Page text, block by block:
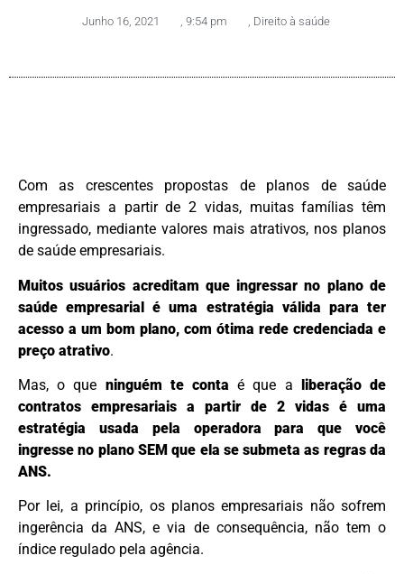
Junho 16, 2021 , 9:54 pm , Direito à saúde
Com as crescentes propostas de planos de saúde
empresariais a partir de 2 vidas, muitas famílias têm
ingressado, mediante valores mais atrativos, nos planos
de saúde empresariais.
Muitos usuários acreditam queingressar no plano de
saúde empresarial é uma estratégia válida para ter
acesso a um bom plano, com ótima rede credenciada e
preço atrativo.
Mas, o que ninguém te conta é que a liberação de
contratos empresariais a partir de 2 vidas é uma
estratégia usada pela operadora para que você
ingresse no plano SEM que ela se submeta as regras da
ANS.
Por lei, a princípio, os planos empresariais não sofrem
ingerência da ANS, e via de consequência, não tem o
índice regulado pela agência.